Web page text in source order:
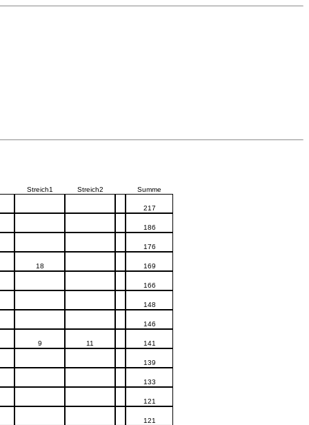
Streich1 Streich2 Summe
217
186
176
18 169
166
148
146
9 11 141
139
133
121
121